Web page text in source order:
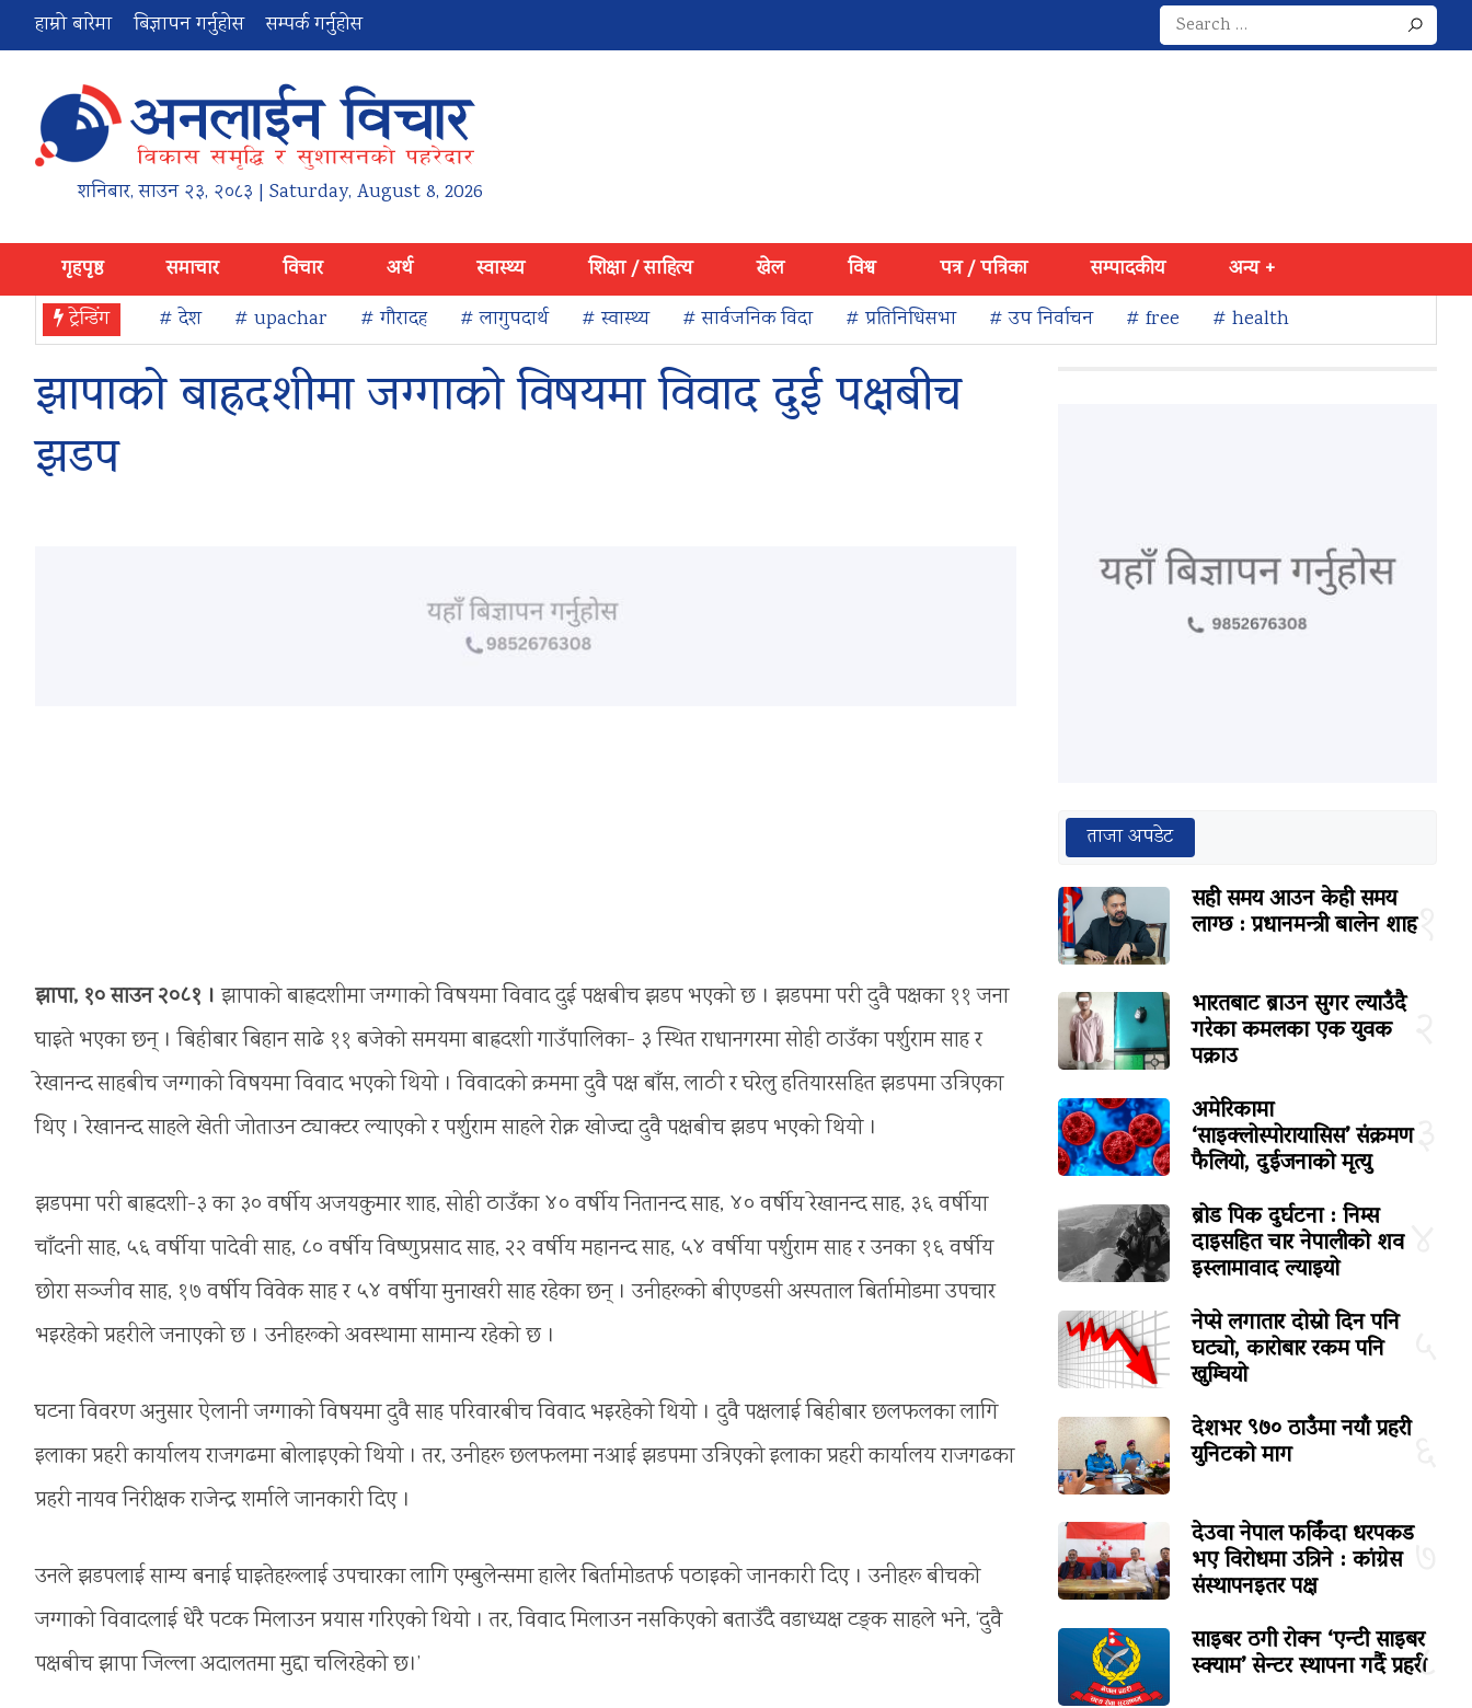
हाम्रो बारेमा बिज्ञापन गर्नुहोस सम्पर्क गर्नुहोस
Search
for:
शनिबार,साउन २३, २०८३ | Saturday, August 8, 2026
गृहपृष्ठ समाचार विचार अर्थ स्वास्थ्य शिक्षा / साहित्य खेल विश्व पत्र / पत्रिका सम्पादकीय
अन्य +
ट्रेन्डिंग
# देश # upachar # गौरादह # लागुपदार्थ # स्वास्थ्य # सार्वजनिक विदा # प्रतिनिधिसभा # उप निर्वाचन # free # health
झापाको बाह्रदशीमा जग्गाको विषयमा विवाद दुई पक्षबीच
झडप
झापा, १० साउन २०८१ । झापाको बाह्रदशीमा जग्गाको विषयमा विवाद दुई पक्षबीच झडप भएको छ । झडपमा परी दुवै पक्षका ११ जना
घाइते भएका छन् । बिहीबार बिहान साढे ११ बजेको समयमा बाह्रदशी गाउँपालिका- ३ स्थित राधानगरमा सोही ठाउँका पर्शुराम साह र
रेखानन्द साहबीच जग्गाको विषयमा विवाद भएको थियो । विवादको क्रममा दुवै पक्ष बाँस, लाठी र घरेलु हतियारसहित झडपमा उत्रिएका
थिए । रेखानन्द साहले खेती जोताउन ट्याक्टर ल्याएको र पर्शुराम साहले रोक्न खोज्दा दुवै पक्षबीच झडप भएको थियो ।
झडपमा परी बाह्रदशी-३ का ३० वर्षीय अजयकुमार शाह, सोही ठाउँका ४० वर्षीय नितानन्द साह, ४० वर्षीय रेखानन्द साह, ३६ वर्षीया
चाँदनी साह, ५६ वर्षीया पद्मादेवी साह, ८० वर्षीय विष्णुप्रसाद साह, २२ वर्षीय महानन्द साह, ५४ वर्षीया पर्शुराम साह र उनका १६ वर्षीय
छोरा सञ्जीव साह, १७ वर्षीय विवेक साह र ५४ वर्षीया मुनाखरी साह रहेका छन् । उनीहरूको बीएण्डसी अस्पताल बिर्तामोडमा उपचार
भइरहेको प्रहरीले जनाएको छ । उनीहरूको अवस्थामा सामान्य रहेको छ ।
घटना विवरण अनुसार ऐलानी जग्गाको विषयमा दुवै साह परिवारबीच विवाद भइरहेको थियो । दुवै पक्षलाई बिहीबार छलफलका लागि
इलाका प्रहरी कार्यालय राजगढमा बोलाइएको थियो । तर, उनीहरू छलफलमा नआई झडपमा उत्रिएको इलाका प्रहरी कार्यालय राजगढका
प्रहरी नायव निरीक्षक राजेन्द्र शर्माले जानकारी दिए ।
उनले झडपलाई साम्य बनाई घाइतेहरूलाई उपचारका लागि एम्बुलेन्समा हालेर बिर्तामोडतर्फ पठाइको जानकारी दिए । उनीहरू बीचको
जग्गाको विवादलाई धेरै पटक मिलाउन प्रयास गरिएको थियो । तर, विवाद मिलाउन नसकिएको बताउँदै वडाध्यक्ष टङ्क साहले भने, ‘दुवै
पक्षबीच झापा जिल्ला अदालतमा मुद्दा चलिरहेको छ।’
ताजा अपडेट
१
सही समय आउन केही समय
लाग्छ : प्रधानमन्त्री बालेन शाह
भारतबाट ब्राउन सुगर ल्याउँदै
गरेका कमलका एक युवक
पक्राउ
३
अमेरिकामा
‘साइक्लोस्पोरायासिस’ संक्रमण
फैलियो, दुईजनाको मृत्यु
ब्रोड पिक दुर्घटना : निम्स
दाइसहित चार नेपालीको शव
इस्लामावाद ल्याइयो
नेप्से लगातार दोस्रो दिन पनि
घट्यो, कारोबार रकम पनि
खुम्चियो
देशभर ९७० ठाउँमा नयाँ प्रहरी
युनिटको माग
७
देउवा नेपाल फर्किंदा धरपकड
भए विरोधमा उत्रिने : कांग्रेस
संस्थापनइतर पक्ष
८
साइबर ठगी रोक्न ‘एन्टी साइबर
स्क्याम’ सेन्टर स्थापना गर्दै प्रहरी